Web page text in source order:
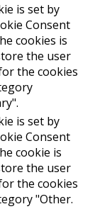
is set by
Consent
cookies is
the user
the cookies
is set by
Consent
cookie is
the user
the cookies
"Other.